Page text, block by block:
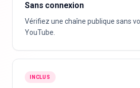
Sans connexion
Vérifiez une chaîne publique sans
YouTube.
INCLUS